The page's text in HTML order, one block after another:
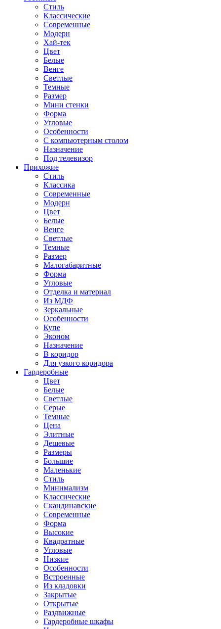
Стиль
Классические
Современные
Модерн
Хай-тек
Цвет
Белые
Венге
Светлые
Темные
Размер
Мини стенки
Форма
Угловые
Особенности
С компьютерным столом
Назначение
Под телевизор
Прихожие
Стиль
Классика
Современные
Модерн
Цвет
Белые
Венге
Светлые
Темные
Размер
Малогабаритные
Форма
Угловые
Отделка и материал
Из МДФ
Зеркальные
Особенности
Купе
Эконом
Назначение
В коридор
Для узкого коридора
Гардеробные
Цвет
Белые
Светлые
Серые
Темные
Цена
Элитные
Дешевые
Размеры
Большие
Маленькие
Стиль
Минимализм
Классические
Скандинавские
Современные
Форма
Высокие
Квадратные
Угловые
Низкие
Особенности
Встроенные
Из кладовки
Закрытые
Открытые
Раздвижные
Гардеробные шкафы